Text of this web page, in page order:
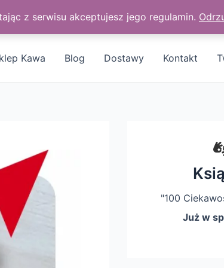
z serwisu akceptujesz jego regulamin.
Kawa Blog Dostawy Kontakt
"100
Już w